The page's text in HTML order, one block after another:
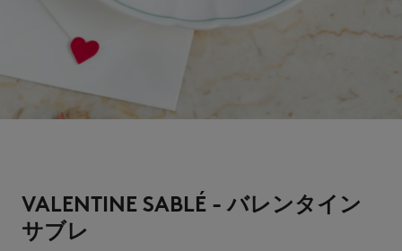
VALENTINE SABLÉ - バレンタイン
サブレ